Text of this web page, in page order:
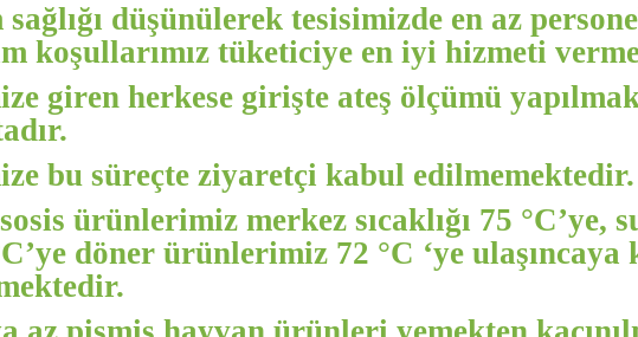
düşünülerek tesisimizde en az
koşullarımız tüketiciye en iyi hizmeti
giren herkese girişte ateş ölçümü
bu süreçte ziyaretçi kabul edilmemektedir.
ürünlerimiz merkez sıcaklığı 75
döner ürünlerimiz 72 °C ‘ye